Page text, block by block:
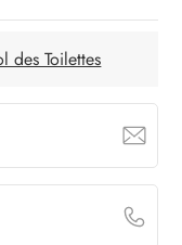
des Toilettes